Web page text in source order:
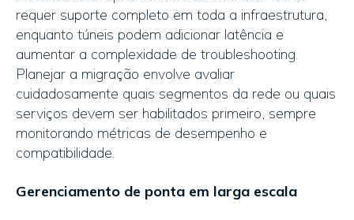
requer suporte completo em toda a infraestrutura,
enquanto túneis podem adicionar latência e
aumentar a complexidade de troubleshooting.
Planejar a migração envolve avaliar
cuidadosamente quais segmentos da rede ou quais
serviços devem ser habilitados primeiro, sempre
monitorando métricas de desempenho e
compatibilidade.
Gerenciamento de ponta em larga escala